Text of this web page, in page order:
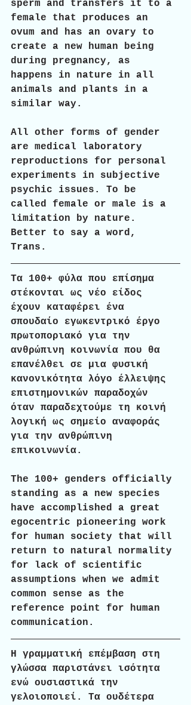
sperm and transfers it to a
female that produces an
ovum and has an ovary to
create a new human being
during pregnancy, as
happens in nature in all
animals and plants in a
similar way.
All other forms of gender
are medical laboratory
reproductions for personal
experiments in subjective
psychic issues. To be
called female or male is a
limitation by nature.
Better to say a word,
Trans.
Τα 100+ φύλα που επίσημα
στέκονται ως νέο είδος
έχουν καταφέρει ένα
σπουδαίο εγωκεντρικό έργο
πρωτοποριακό για την
ανθρώπινη κοινωνία που θα
επανέλθει σε μια φυσική
κανονικότητα λόγο έλλειψης
επιστημονικών παραδοχών
όταν παραδεχτούμε τη κοινή
λογική ως σημείο αναφοράς
για την ανθρώπινη
επικοινωνία.
Τhe 100+ genders officially
standing as a new species
have accomplished a great
egocentric pioneering work
for human society that will
return to natural normality
for lack of scientific
assumptions when we admit
common sense as the
reference point for human
communication.
Η γραμματική επέμβαση στη
γλώσσα παριστάνει ισότητα
ενώ ουσιαστικά την
γελοιοποιεί. Τα ουδέτερα